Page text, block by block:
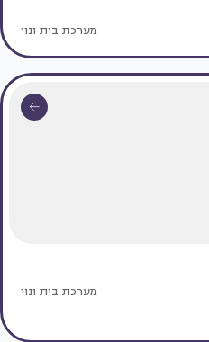
מערכת בית ונוי
מערכת בית ונוי